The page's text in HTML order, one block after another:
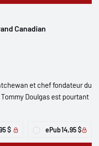
Canadian
et chef fondateur du
Doulgas est pourtant
$ ePub14,95 $